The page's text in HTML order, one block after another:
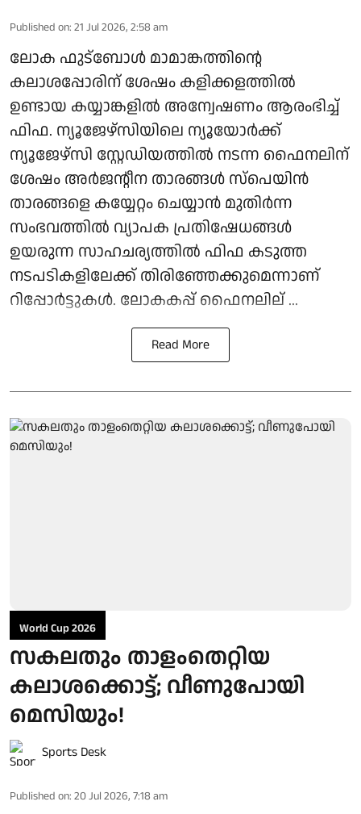
Published on: 21 Jul 2026, 2:58 am
ലോക ഫുട്‌ബോള്‍ മാമാങ്കത്തിന്റെ
കലാശപ്പോരിന് ശേഷം കളിക്കളത്തില്‍
ഉണ്ടായ കയ്യാങ്കളില്‍ അന്വേഷണം ആരംഭിച്ച്
ഫിഫ. ന്യൂജേഴ്സിയിലെ ന്യൂയോര്‍ക്ക്
ന്യൂജേഴ്സി സ്റ്റേഡിയത്തില്‍ നടന്ന ഫൈനലിന്
ശേഷം അര്‍ജന്റീന താരങ്ങള്‍ സ്‌പെയിന്‍
താരങ്ങളെ കയ്യേറ്റം ചെയ്യാന്‍ മുതിര്‍ന്ന
സംഭവത്തില്‍ വ്യാപക പ്രതിഷേധങ്ങള്‍
ഉയരുന്ന സാഹചര്യത്തില്‍ ഫിഫ കടുത്ത
നടപടികളിലേക്ക് തിരിഞ്ഞേക്കുമെന്നാണ്
റിപ്പോര്‍ട്ടുകള്‍. ലോകകപ്പ് ഫൈനലില് ...
Read More
World Cup 2026
സകലതും താളംതെറ്റിയ
കലാശക്കൊട്ട്; വീണുപോയി
മെസിയും!
Sports Desk
Published on: 20 Jul 2026, 7:18 am